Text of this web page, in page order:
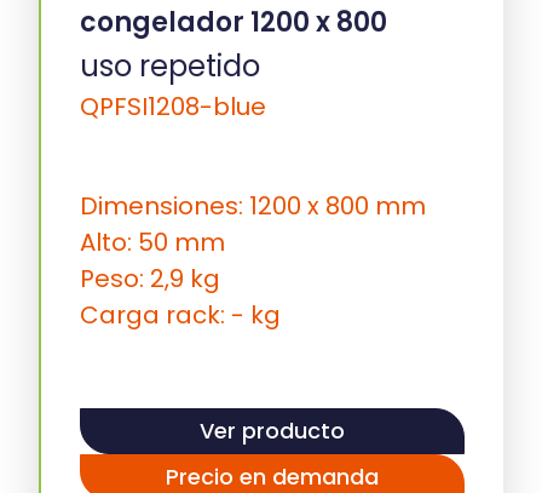
congelador 1200 x 800
uso repetido
QPFSI1208-blue
Dimensiones: 1200 x 800 mm
Alto: 50 mm
Peso: 2,9 kg
Carga rack: - kg
Ver producto
Precio en demanda